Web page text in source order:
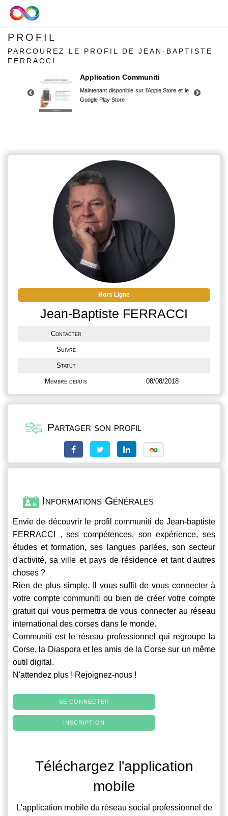
PROFIL
PARCOUREZ LE PROFIL DE JEAN-BAPTISTE
FERRACCI
Application Communiti
Maintenant disponible sur l'Apple Store et le
Google Play Store !
Google Play Store !
Hors Ligne
Jean-Baptiste FERRACCI
Contacter
Suivre
Statut
Membre depuis 08/08/2018
Partager son profil
Informations Générales
Envie de découvrir le profilcommuniti de Jean-baptiste
FERRACCI , ses compétences, son expérience, ses
études et formation, ses langues parlées, son secteur
d'activité, sa ville et pays de résidence et tant d'autres
choses ?
Rien de plus simple. Il vous suffit de vous connecter à
votre compte communiti ou bien de créer votre compte
gratuit qui vous permettra de vous connecter au réseau
international des corses dans le monde.
Communiti est le réseau professionnel qui regroupe la
Corse, la Diaspora et les amis de la Corse sur un même
outil digital.
N'attendez plus ! Rejoignez-nous !
SE CONNECTER
INSCRIPTION
Téléchargez l'application
mobile
L'application mobile du réseau social professionnel de